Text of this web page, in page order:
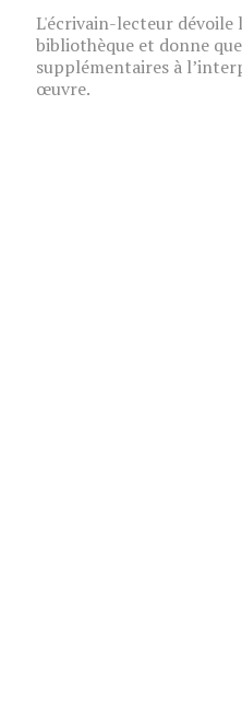
L'écrivain-lecteur dévoile
bibliothèque et donne
supplémentaires à
œuvre.